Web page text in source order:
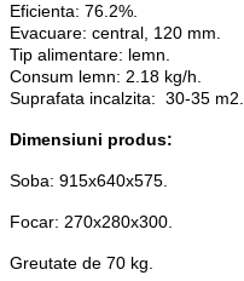
Eficienta: 76.2%.
Evacuare: central, 120 mm.
Tip alimentare: lemn.
Consum lemn: 2.18 kg/h.
Suprafata incalzita: 30-35 m2.
Dimensiuni produs:
Soba: 915x640x575.
Focar: 270x280x300.
Greutate de 70 kg.